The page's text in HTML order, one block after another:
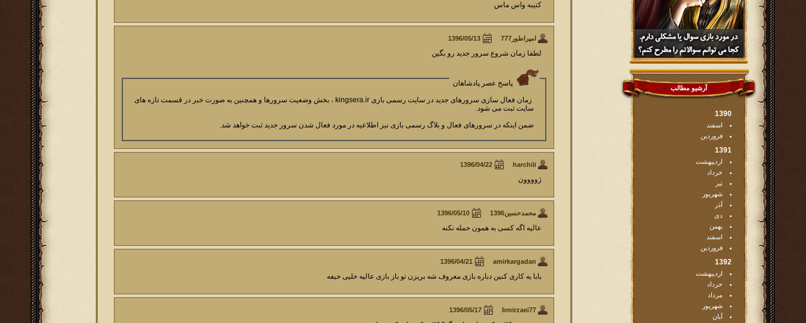
آرشیو مطالب
1390
اسفند
فروردین
1391
اردیبهشت
خرداد
تیر
شهریور
آذر
دی
بهمن
اسفند
فروردین
1392
اردیبهشت
خرداد
مرداد
شهریور
آبان
کتیبه واس ماس
امپراطور777
لطفا زمان شروع سرور جدید رو بگین
پاسخ عصر پادشاهان
زمان فعال سازی سرورهای جدید در سایت رسمی بازی kingsera.ir ، بخش وضعیت سرورها و همچنین به صورت خبر در قسمت تازه های
سایت ثبت می شود.
ضمن اینکه در سرورهای فعال و بلاگ رسمی بازی نیز اطلاعیه در مورد فعال شدن سرور جدید ثبت خواهد شد.
harchiii
ژوووون
محمدحسین1396
عالیه اگه کسی به همون حمله نکنه
amirkargadan
بابا یه کاری کنین دباره بازی معروف شه بریزن تو باز بازی عالیه خلیی حیفه
bmirzaei77